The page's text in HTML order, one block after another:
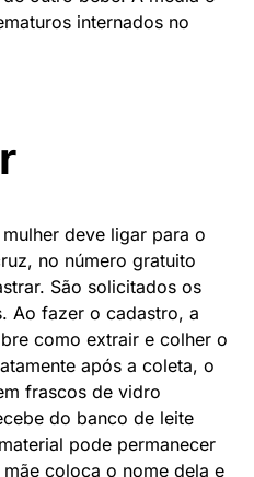
internados no
deve ligar para o
no número gratuito
São solicitados os
Ao fazer o cadastro, a
como extrair e colher o
após a coleta, o
frascos de vidro
do banco de leite
pode permanecer
coloca o nome dela e